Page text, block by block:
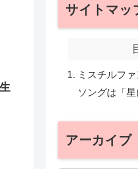
サイトマッ
ミスチルフ
ソングは「星
アーカイブ